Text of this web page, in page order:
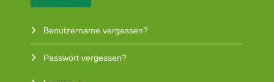
Benutzername vergessen?
Passwort vergessen?